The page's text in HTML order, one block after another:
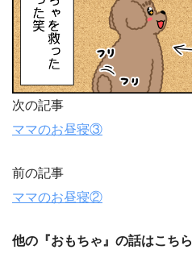
次の記事
ママのお昼寝③
前の記事
ママのお昼寝②
他の『おもちゃ』の話はこちら